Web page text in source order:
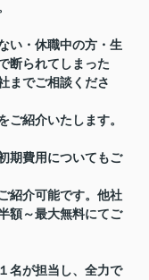
い・休職中の方・生
断られてしまった
までご相談くださ
ご紹介いたします。
期費用についてもご
紹介可能です。他社
額～最大無料にてご
名が担当し、全力で